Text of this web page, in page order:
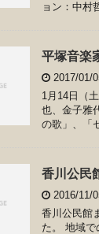
ョン：中村
平塚音楽
2017/01/
1月14日（
也、金子雅
の歌」、「
香川公民
2016/11/
香川公民館
た。 地域